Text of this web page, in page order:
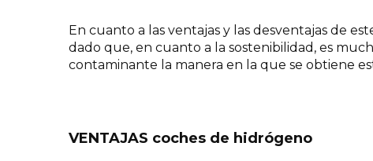
En cuanto a las ventajas y las desventajas de
dado que, en cuanto a la sostenibilidad, es
contaminante la manera en la que se obtiene
VENTAJAS coches de hidrógeno